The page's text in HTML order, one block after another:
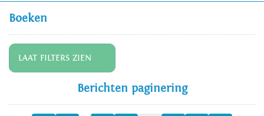
Boeken
LAAT FILTERS ZIEN
Berichten paginering